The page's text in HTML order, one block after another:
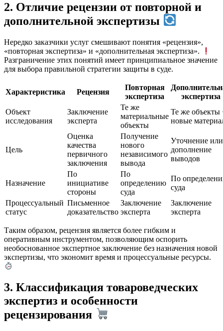
2. Отличие рецензии от повторной и
дополнительной экспертизы
Нередко заказчики услуг смешивают понятия «рецензия»,
«повторная экспертиза» и «дополнительная экспертиза».
Разграничение этих понятий имеет принципиальное значение
для выбора правильной стратегии защиты в суде.
Характеристика Рецензия
Повторная
экспертиза
экспертиза
Объект
исследования
Заключение
эксперта
Те же
материальные
объекты
Те же объекты
новые
Цель
Оценка
качества
первичного
заключения
Получение
нового
независимого
вывода
Уточнение или
дополнение
выводов
Назначение
По
инициативе
стороны
По
определению
суда
По
суда
Процессуальный
статус
Письменное
доказательство
Заключение
эксперта
Заключение
эксперта
Таким образом, рецензия является более гибким и
оперативным инструментом, позволяющим оспорить
необоснованное экспертное заключение без назначения новой
экспертизы, что экономит время и процессуальные ресурсы.
3. Классификация товароведческих
экспертиз и особенности
рецензирования